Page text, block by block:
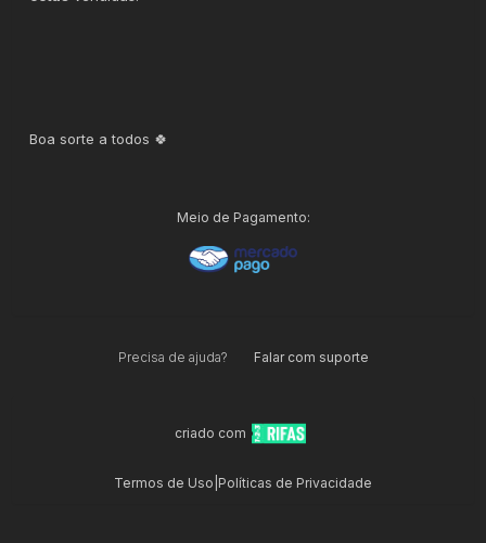
Boa sorte a todos 🍀
Meio de Pagamento:
Precisa de ajuda? Falar com suporte
criado com
Termos de Uso Políticas de Privacidade